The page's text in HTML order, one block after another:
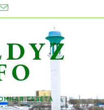
ГАЗЕТА